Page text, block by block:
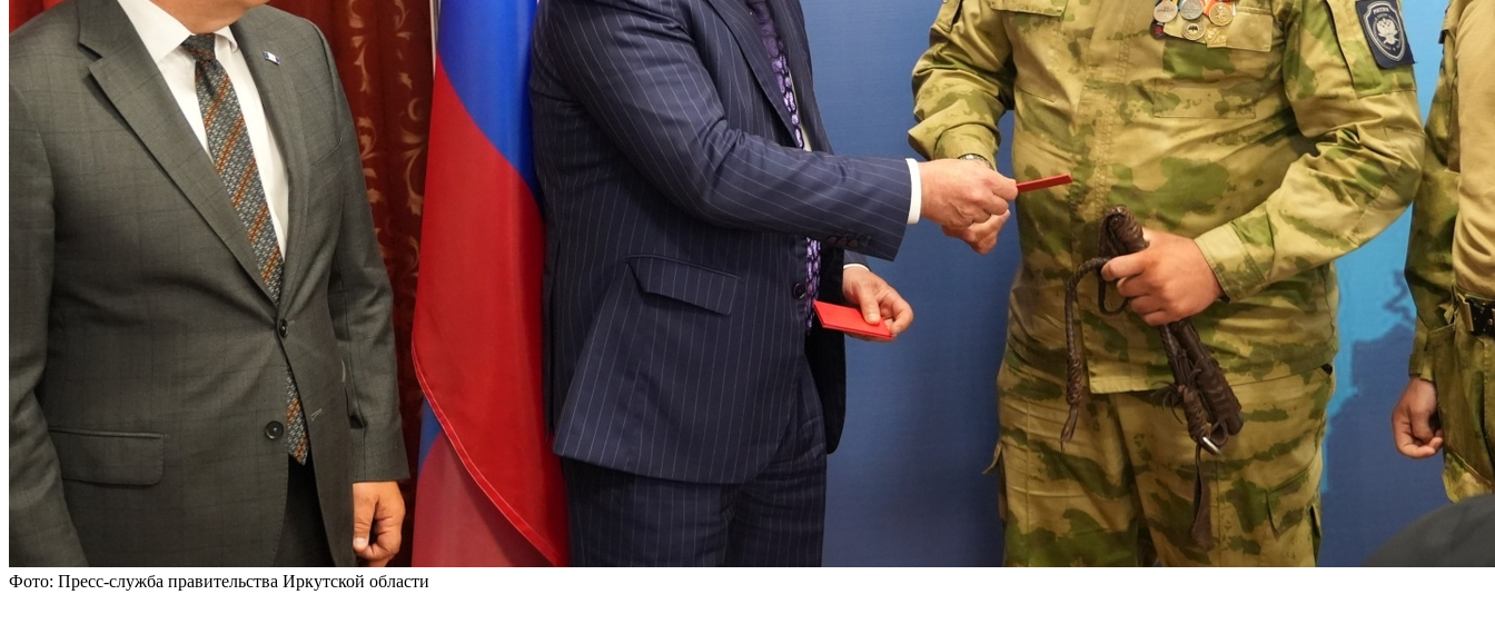
Фото: Пресс-служба правительства Иркутской области